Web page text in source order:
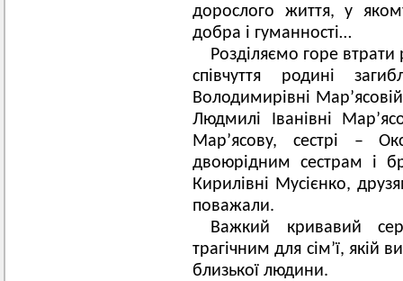
дорослого життя, у
добра і гуманності…
Розділяємо горе
співчуття родині
Володимирівні
Людмилі Іванівні
Мар’ясову, сестрі –
двоюрідним сестрам і
Кирилівні Мусієнко,
поважали.
Важкий кривавий
трагічним для сім’ї, якій
близької людини.